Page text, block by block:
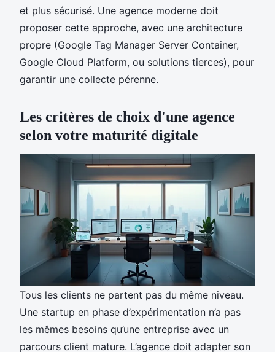
et plus sécurisé. Une agence moderne doit
proposer cette approche, avec une architecture
propre (Google Tag Manager Server Container,
Google Cloud Platform, ou solutions tierces), pour
garantir une collecte pérenne.
Les critères de choix d'une agence
selon votre maturité digitale
Tous les clients ne partent pas du même niveau.
Une startup en phase d’expérimentation n’a pas
les mêmes besoins qu’une entreprise avec un
parcours client mature. L’agence doit adapter son